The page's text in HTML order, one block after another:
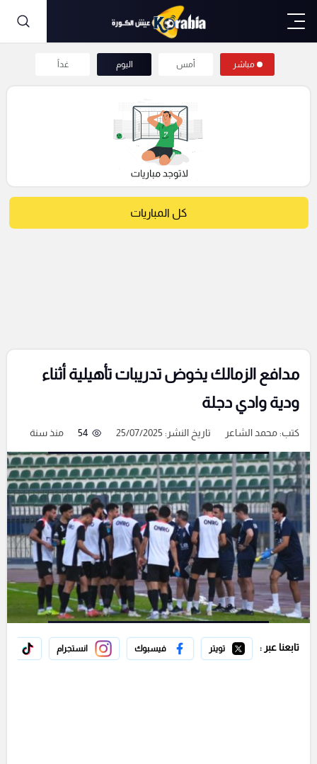
مباشر أمس اليوم غداً
كل المباريات
مدافع الزمالك يخوض تدريبات تأهيلية أثناء
ودية وادي دجلة
كتب:محمد الشاعر تاريخ النشر: 25/07/2025 54 منذ سنة
تابعنا عبر : تويتر فيسبوك انستجرام